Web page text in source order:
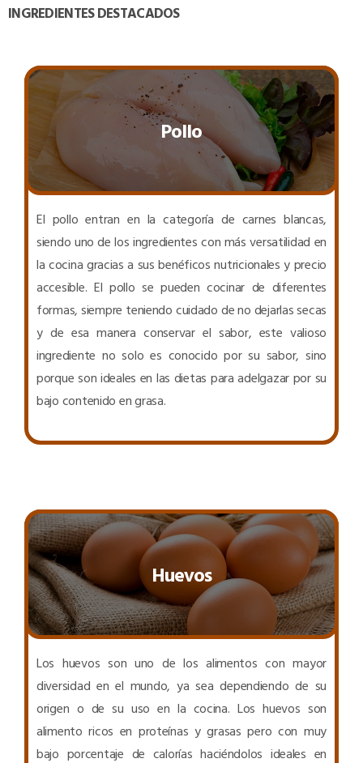
INGREDIENTES DESTACADOS
Pollo
El pollo entran en la categoría de carnes blancas,
siendo uno de los ingredientes con más versatilidad en
la cocina gracias a sus benéficos nutricionales y precio
accesible. El pollo se pueden cocinar de diferentes
formas, siempre teniendo cuidado de no dejarlas secas
y de esa manera conservar el sabor, este valioso
ingrediente no solo es conocido por su sabor, sino
porque son ideales en las dietas para adelgazar por su
bajo contenido en grasa.
Huevos
Los huevos son uno de los alimentos con mayor
diversidad en el mundo, ya sea dependiendo de su
origen o de su uso en la cocina. Los huevos son
alimento ricos en proteínas y grasas pero con muy
bajo porcentaje de calorías haciéndolos ideales en